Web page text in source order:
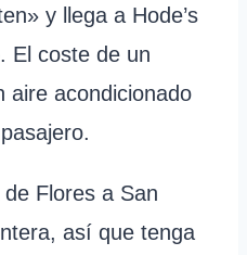
y llega a Hode’s
El coste de un
aire acondicionado
Flores a San
así que tenga